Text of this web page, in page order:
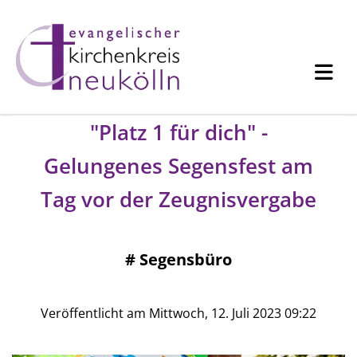
"Platz 1 für dich" -
Gelungenes Segensfest am
Tag vor der Zeugnisvergabe
# Segensbüro
Veröffentlicht am Mittwoch, 12. Juli 2023 09:22